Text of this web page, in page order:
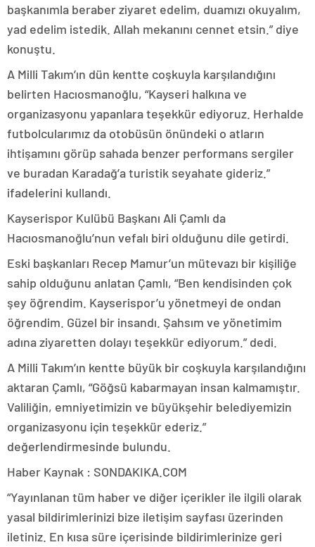
başkanımla beraber ziyaret edelim, duamızı okuyalım,
yad edelim istedik. Allah mekanını cennet etsin.” diye
konuştu.
A Milli Takım’ın dün kentte coşkuyla karşılandığını
belirten Hacıosmanoğlu, “Kayseri halkına ve
organizasyonu yapanlara teşekkür ediyoruz. Herhalde
futbolcularımız da otobüsün önündeki o atların
ihtişamını görüp sahada benzer performans sergiler
ve buradan Karadağ’a turistik seyahate gideriz.”
ifadelerini kullandı.
Kayserispor Kulübü Başkanı Ali Çamlı da
Hacıosmanoğlu’nun vefalı biri olduğunu dile getirdi.
Eski başkanları Recep Mamur’un mütevazı bir kişiliğe
sahip olduğunu anlatan Çamlı, “Ben kendisinden çok
şey öğrendim. Kayserispor’u yönetmeyi de ondan
öğrendim. Güzel bir insandı. Şahsım ve yönetimim
adına ziyaretten dolayı teşekkür ediyorum.” dedi.
A Milli Takım’ın kentte büyük bir coşkuyla karşılandığını
aktaran Çamlı, “Göğsü kabarmayan insan kalmamıştır.
Valiliğin, emniyetimizin ve büyükşehir belediyemizin
organizasyonu için teşekkür ederiz.”
değerlendirmesinde bulundu.
Haber Kaynak : SONDAKIKA.COM
“Yayınlanan tüm haber ve diğer içerikler ile ilgili olarak
yasal bildirimlerinizi bize iletişim sayfası üzerinden
iletiniz. En kısa süre içerisinde bildirimlerinize geri